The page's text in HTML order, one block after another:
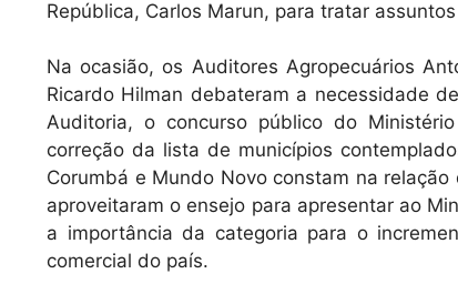
República, Carlos Marun, para tratar
Na ocasião, os Auditores Agropecuários
Ricardo Hilman debateram a necessidade
Auditoria, o concurso público do
correção da lista de municípios
Corumbá e Mundo Novo constam na
aproveitaram o ensejo para apresentar ao
a importância da categoria para o
comercial do país.